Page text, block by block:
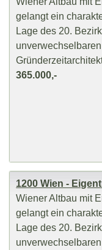
gelangt ein
Lage des 20.
365.000,-
1200 Wien -
Wiener Altbau mit
gelangt ein
Lage des 20.